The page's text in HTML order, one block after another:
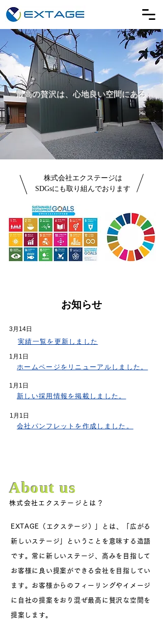
最高の贅沢は、心地良い空間にある
株式会社エクステージは
SDGsにも取り組んでおります
お知らせ
3月14日
実績一覧を更新しました
1月1日
ホームページをリニューアルしました。
1月1日
新しい採用情報を掲載しました。
1月1日
会社パンフレットを作成しました。
About us
株式会社エクステージとは？
EXTAGE（エクステージ）」とは、「広がる
新しいステージ」ということを意味する造語
です。常に新しいステージ、高みを目指して
お客様に良い提案ができる会社を目指してい
ます。お客様からのフィーリングやイメージ
に自社の提案をおり混ぜ最高に贅沢な空間を
提案します。